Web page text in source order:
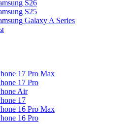
S26
S25
Galaxy A Series
17 Pro Max
17 Pro
Air
17
16 Pro Max
16 Pro